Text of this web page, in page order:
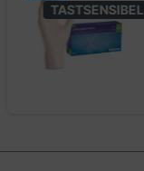
TASTSENSIBEL